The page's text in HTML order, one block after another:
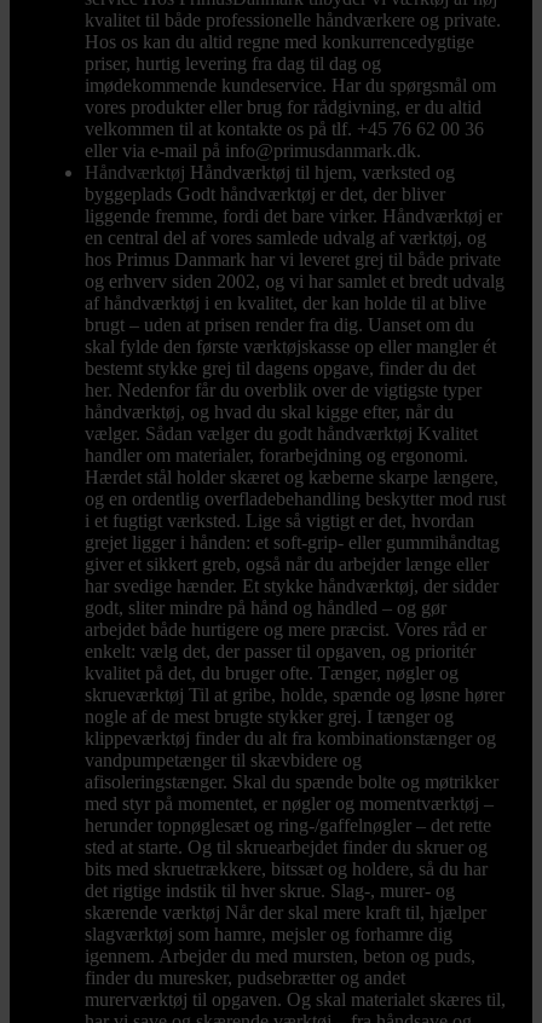
kvalitet til både professionelle håndværkere og private.
Hos os kan du altid regne med konkurrencedygtige
priser, hurtig levering fra dag til dag og
imødekommende kundeservice. Har du spørgsmål om
vores produkter eller brug for rådgivning, er du altid
velkommen til at kontakte os på tlf. +45 76 62 00 36
eller via e-mail på info@primusdanmark.dk.
Håndværktøj Håndværktøj til hjem, værksted og
byggeplads Godt håndværktøj er det, der bliver
liggende fremme, fordi det bare virker. Håndværktøj er
en central del af vores samlede udvalg af værktøj, og
hos Primus Danmark har vi leveret grej til både private
og erhverv siden 2002, og vi har samlet et bredt udvalg
af håndværktøj i en kvalitet, der kan holde til at blive
brugt – uden at prisen render fra dig. Uanset om du
skal fylde den første værktøjskasse op eller mangler ét
bestemt stykke grej til dagens opgave, finder du det
her. Nedenfor får du overblik over de vigtigste typer
håndværktøj, og hvad du skal kigge efter, når du
vælger. Sådan vælger du godt håndværktøj Kvalitet
handler om materialer, forarbejdning og ergonomi.
Hærdet stål holder skæret og kæberne skarpe længere,
og en ordentlig overfladebehandling beskytter mod rust
i et fugtigt værksted. Lige så vigtigt er det, hvordan
grejet ligger i hånden: et soft-grip- eller gummihåndtag
giver et sikkert greb, også når du arbejder længe eller
har svedige hænder. Et stykke håndværktøj, der sidder
godt, sliter mindre på hånd og håndled – og gør
arbejdet både hurtigere og mere præcist. Vores råd er
enkelt: vælg det, der passer til opgaven, og prioritér
kvalitet på det, du bruger ofte. Tænger, nøgler og
skrueværktøj Til at gribe, holde, spænde og løsne hører
nogle af de mest brugte stykker grej. I tænger og
klippeværktøj finder du alt fra kombinationstænger og
vandpumpetænger til skævbidere og
afisoleringstænger. Skal du spænde bolte og møtrikker
med styr på momentet, er nøgler og momentværktøj –
herunder topnøglesæt og ring-/gaffelnøgler – det rette
sted at starte. Og til skruearbejdet finder du skruer og
bits med skruetrækkere, bitssæt og holdere, så du har
det rigtige indstik til hver skrue. Slag-, murer- og
skærende værktøj Når der skal mere kraft til, hjælper
slagværktøj som hamre, mejsler og forhamre dig
igennem. Arbejder du med mursten, beton og puds,
finder du muresker, pudsebrætter og andet
murerværktøj til opgaven. Og skal materialet skæres til,